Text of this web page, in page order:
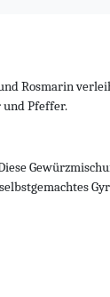
Rosmarin
und Pfeffer.